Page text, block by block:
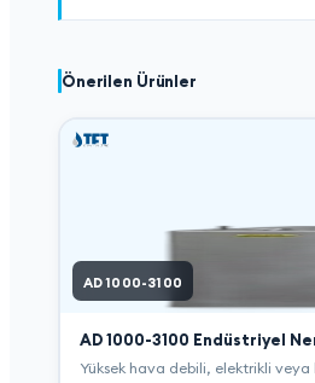
Önerilen Ürünler
AD 1000-3100
AD 1000-3100 Endüstriyel
Yüksek hava debili, elektrikli